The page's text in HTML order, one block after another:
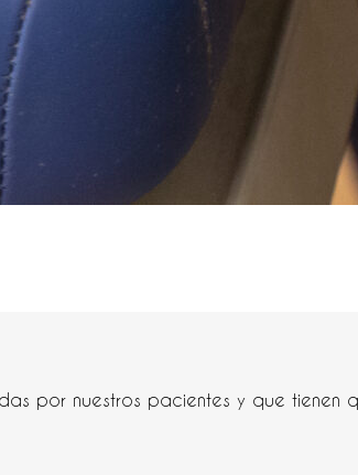
por nuestros pacientes y que tienen